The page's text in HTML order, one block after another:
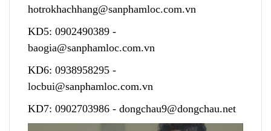
hotrokhachhang@sanphamloc.com.vn
KD5: 0902490389 -
baogia@sanphamloc.com.vn
KD6: 0938958295 -
locbui@sanphamloc.com.vn
KD7: 0902703986 - dongchau9@dongchau.net